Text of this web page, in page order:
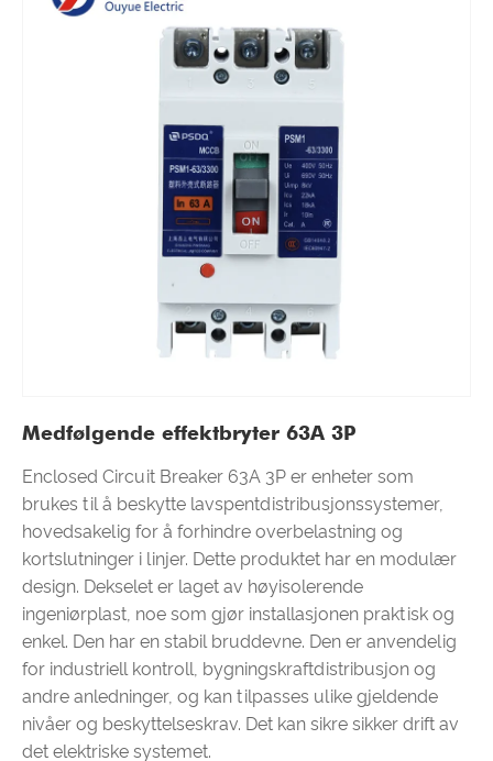
Medfølgende effektbryter 63A 3P
Enclosed Circuit Breaker 63A 3P er enheter som
brukes til å beskytte lavspentdistribusjonssystemer,
hovedsakelig for å forhindre overbelastning og
kortslutninger i linjer. Dette produktet har en modulær
design. Dekselet er laget av høyisolerende
ingeniørplast, noe som gjør installasjonen praktisk og
enkel. Den har en stabil bruddevne. Den er anvendelig
for industriell kontroll, bygningskraftdistribusjon og
andre anledninger, og kan tilpasses ulike gjeldende
nivåer og beskyttelseskrav. Det kan sikre sikker drift av
det elektriske systemet.